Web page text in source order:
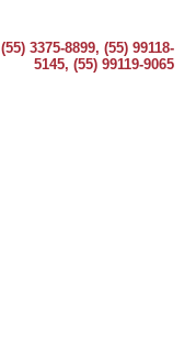
(55) 3375-8899, (55) 99118-
5145, (55) 99119-9065